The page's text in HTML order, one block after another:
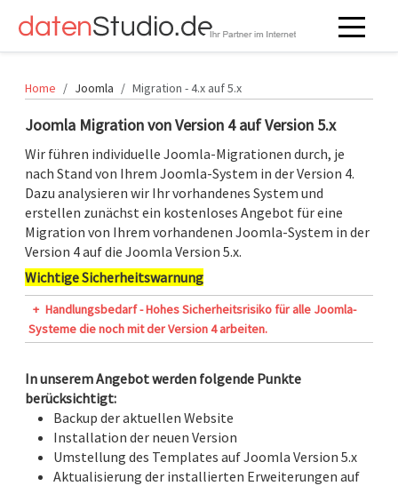
Off-
Home Joomla Migration - 4.x auf 5.x
Joomla Migration von Version 4 auf Version 5.x
Wir führen individuelle Joomla-Migrationen durch, je
nach Stand von Ihrem Joomla-System in der Version 4.
Dazu analysieren wir Ihr vorhandenes System und
erstellen zunächst ein kostenloses Angebot für eine
Migration von Ihrem vorhandenen Joomla-System in der
Version 4 auf die Joomla Version 5.x.
Wichtige Sicherheitswarnung
+ Handlungsbedarf - Hohes Sicherheitsrisiko für alle Joomla-
Systeme die noch mit der Version 4 arbeiten.
In unserem Angebot werden folgende Punkte
berücksichtigt:
Backup der aktuellen Website
Installation der neuen Version
Umstellung des Templates auf Joomla Version 5.x
Aktualisierung der installierten Erweiterungen auf